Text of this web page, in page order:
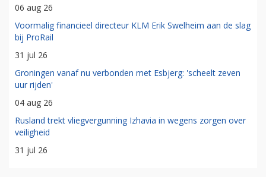
06 aug 26
Voormalig financieel directeur KLM Erik Swelheim aan de slag
bij ProRail
31 jul 26
Groningen vanaf nu verbonden met Esbjerg: 'scheelt zeven
uur rijden'
04 aug 26
Rusland trekt vliegvergunning Izhavia in wegens zorgen over
veiligheid
31 jul 26